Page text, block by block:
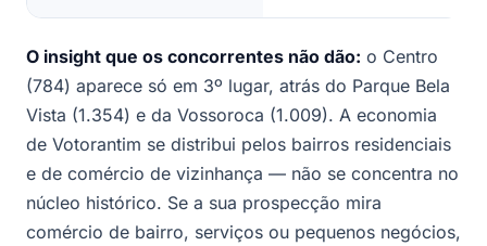
O insight que os concorrentes não dão: o Centro
(784) aparece só em 3º lugar, atrás do Parque Bela
Vista (1.354) e da Vossoroca (1.009). A economia
de Votorantim se distribui pelos bairros residenciais
e de comércio de vizinhança — não se concentra no
núcleo histórico. Se a sua prospecção mira
comércio de bairro, serviços ou pequenos negócios,